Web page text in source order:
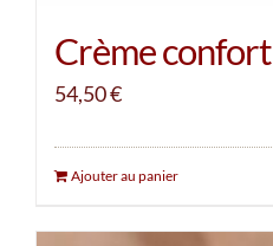
Crème confort
54,50€
Ajouter au panier